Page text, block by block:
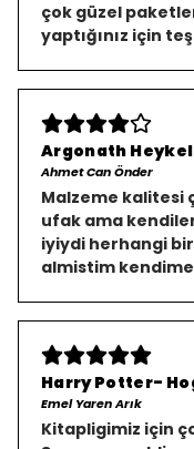
çok güzel
yaptığınız için
Argonath
Ahmet Can Önder
Malzeme kalitesi
ufak ama
iyiydi herhangi
almistim
Harry Potter-
Emel Yaren Arık
Kitapligimiz için